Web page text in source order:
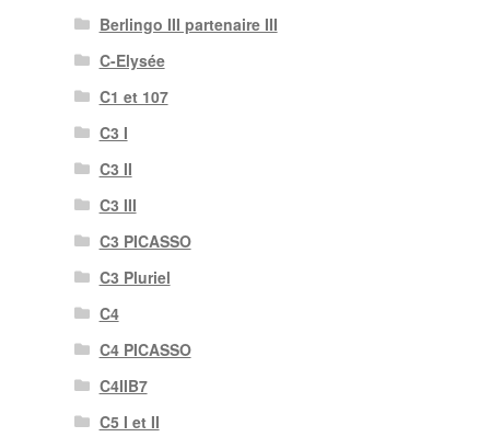
Berlingo III partenaire III
C-Elysée
C1 et 107
C3 I
C3 II
C3 III
C3 PICASSO
C3 Pluriel
C4
C4 PICASSO
C4IIB7
C5 I et II